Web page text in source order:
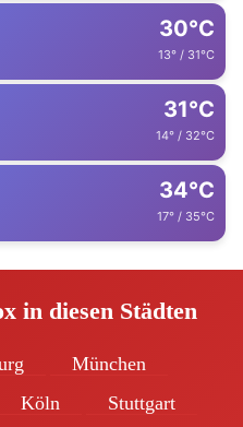
30°C
13° / 31°C
31°C
14° / 32°C
34°C
17° / 35°C
in diesen Städten
München
Köln Stuttgart